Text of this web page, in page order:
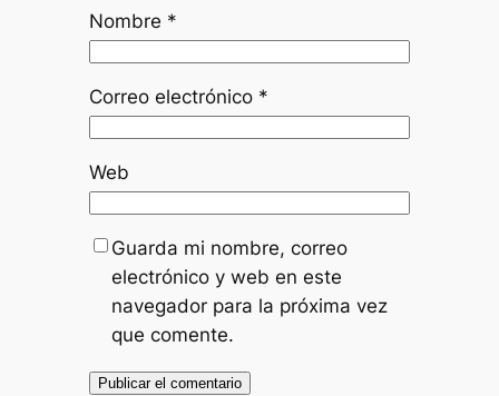
Nombre *
Correo electrónico *
Web
Guarda mi nombre, correo
electrónico y web en este
navegador para la próxima vez
que comente.